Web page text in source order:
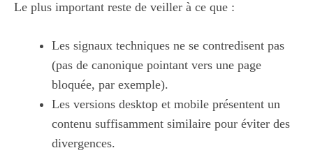
Le plus important reste de veiller à ce que :
Les signaux techniques ne se contredisent pas
(pas de canonique pointant vers une page
bloquée, par exemple).
Les versions desktop et mobile présentent un
contenu suffisamment similaire pour éviter des
divergences.